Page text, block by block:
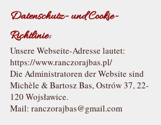
Datenschutz- und Cookie-
Richtlinie:
Unsere Webseite-Adresse lautet:
https://www.ranczorajbas.pl/
Die Administratoren der Website sind
Michèle & Bartosz Bas, Ostrów 37, 22-
120 Wojsławice.
Mail: ranczorajbas@gmail.com